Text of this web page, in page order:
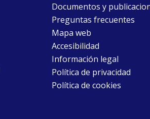
Documentos y
Preguntas frecuentes
Mapa web
Accesibilidad
Información legal
Política de privacidad
Política de cookies